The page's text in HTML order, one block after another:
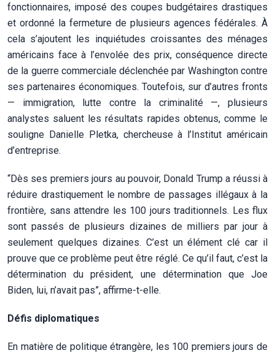
fonctionnaires, imposé des coupes budgétaires drastiques
et ordonné la fermeture de plusieurs agences fédérales. À
cela s’ajoutent les inquiétudes croissantes des ménages
américains face à l’envolée des prix, conséquence directe
de la guerre commerciale déclenchée par Washington contre
ses partenaires économiques. Toutefois, sur d’autres fronts
— immigration, lutte contre la criminalité —, plusieurs
analystes saluent les résultats rapides obtenus, comme le
souligne Danielle Pletka, chercheuse à l’Institut américain
d’entreprise.
“Dès ses premiers jours au pouvoir, Donald Trump a réussi à
réduire drastiquement le nombre de passages illégaux à la
frontière, sans attendre les 100 jours traditionnels. Les flux
sont passés de plusieurs dizaines de milliers par jour à
seulement quelques dizaines. C’est un élément clé car il
prouve que ce problème peut être réglé. Ce qu’il faut, c’est la
détermination du président, une détermination que Joe
Biden, lui, n’avait pas”, affirme-t-elle.
Défis diplomatiques
En matière de politique étrangère, les 100 premiers jours de